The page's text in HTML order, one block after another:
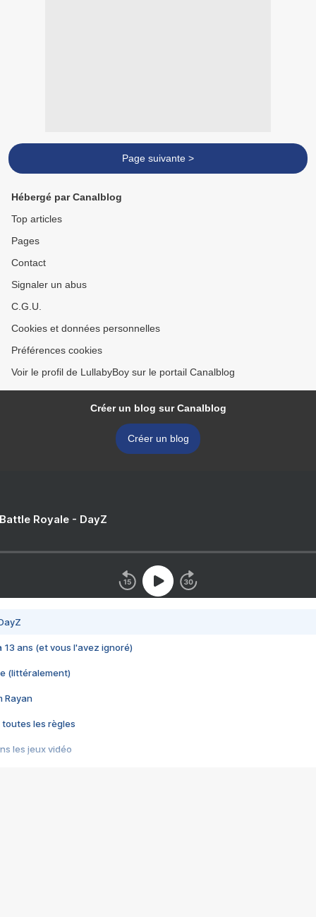
Page suivante >
Hébergé par Canalblog
Top articles
Pages
Contact
Signaler un abus
C.G.U.
Cookies et données personnelles
Préférences cookies
Voir le profil de LullabyBoy sur le portail Canalblog
Créer un blog sur Canalblog
Créer un blog
Royale - DayZ
13 ans (et vous l'avez ignoré)
(littéralement)
Rayan
toutes les règles
les jeux vidéo